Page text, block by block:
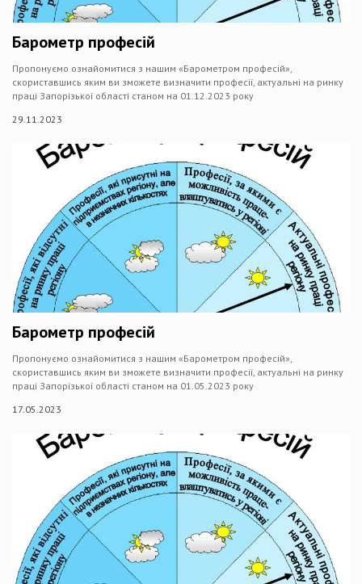
Барометр професій
Пропонуємо ознайомитися з нашим «Барометром професій»,
скориставшись яким ви зможете визначити професії, актуальні на ринку
праці Запорізької області станом на 01.12.2023 року
29.11.2023
Барометр професій
Пропонуємо ознайомитися з нашим «Барометром професій»,
скориставшись яким ви зможете визначити професії, актуальні на ринку
праці Запорізької області станом на 01.05.2023 року
17.05.2023